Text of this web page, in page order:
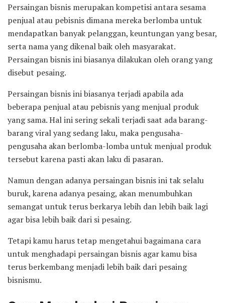
Persaingan bisnis merupakan kompetisi antara sesama
penjual atau pebisnis dimana mereka berlomba untuk
mendapatkan banyak pelanggan, keuntungan yang besar,
serta nama yang dikenal baik oleh masyarakat.
Persaingan bisnis ini biasanya dilakukan oleh orang yang
disebut pesaing.
Persaingan bisnis ini biasanya terjadi apabila ada
beberapa penjual atau pebisnis yang menjual produk
yang sama. Hal ini sering sekali terjadi saat ada barang-
barang viral yang sedang laku, maka pengusaha-
pengusaha akan berlomba-lomba untuk menjual produk
tersebut karena pasti akan laku di pasaran.
Namun dengan adanya persaingan bisnis ini tak selalu
buruk, karena adanya pesaing, akan menumbuhkan
semangat untuk terus berkarya lebih dan lebih baik lagi
agar bisa lebih baik dari si pesaing.
Tetapi kamu harus tetap mengetahui bagaimana cara
untuk menghadapi persaingan bisnis agar kamu bisa
terus berkembang menjadi lebih baik dari pesaing
bisnismu.